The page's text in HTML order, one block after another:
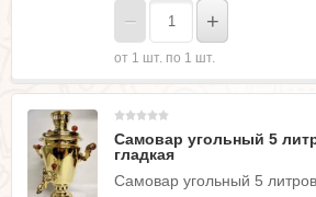
− +
от 1 шт. по 1 шт.
Самовар угольный 5
гладкая
Самовар угольный 5 литров